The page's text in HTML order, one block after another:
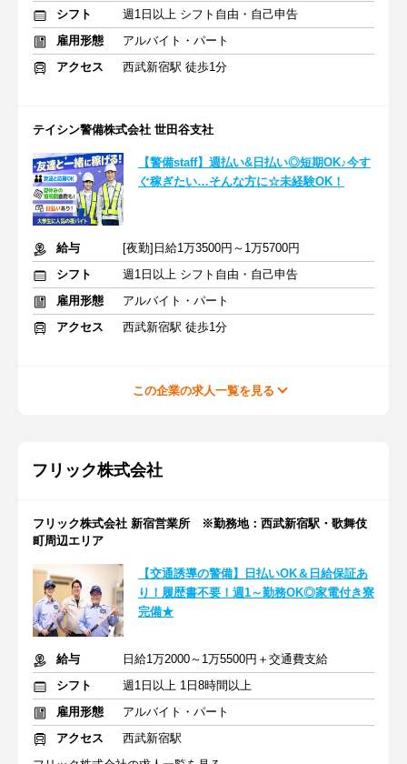
シフト
週1日以上 シフト自由・自己申告
雇用形態
アルバイト・パート
アクセス
西武新宿駅 徒歩1分
テイシン警備株式会社 世田谷支社
【警備staff】週払い&日払い◎短期OK♪今す
ぐ稼ぎたい…そんな方に☆未経験OK！
給与
[夜勤]日給1万3500円～1万5700円
シフト
週1日以上 シフト自由・自己申告
雇用形態
アルバイト・パート
アクセス
西武新宿駅 徒歩1分
この企業の求人一覧を見る
フリック株式会社
フリック株式会社 新宿営業所 ※勤務地：西武新宿駅・歌舞伎
町周辺エリア
【交通誘導の警備】日払いOK＆日給保証あ
り！履歴書不要！週1～勤務OK◎家電付き寮
完備★
給与
日給1万2000～1万5500円＋交通費支給
シフト
週1日以上 1日8時間以上
雇用形態
アルバイト・パート
アクセス
西武新宿駅